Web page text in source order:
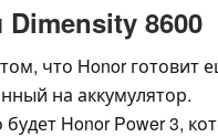
8600
что Honor готовит
на аккумулятор.
Honor Power 3,